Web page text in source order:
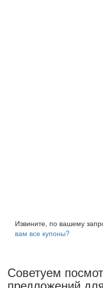
Извините, по вашему
вам все купоны?
Советуем